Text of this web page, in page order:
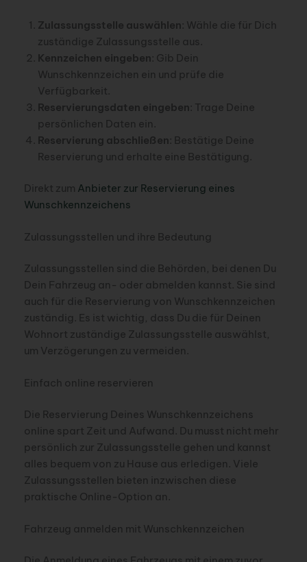
Zulassungsstelle auswählen : Wähle die für Dich
zuständige Zulassungsstelle aus.
Kennzeichen eingeben : Gib Dein
Wunschkennzeichen ein und prüfe die
Verfügbarkeit.
Reservierungsdaten eingeben : Trage Deine
persönlichen Daten ein.
Reservierung abschließen : Bestätige Deine
Reservierung und erhalte eine Bestätigung.
Direkt zum Anbieter zur Reservierung eines
Wunschkennzeichens
Zulassungsstellen und ihre Bedeutung
Zulassungsstellen sind die Behörden, bei denen Du
Dein Fahrzeug an- oder abmelden kannst. Sie sind
auch für die Reservierung von Wunschkennzeichen
zuständig. Es ist wichtig, dass Du die für Deinen
Wohnort zuständige Zulassungsstelle auswählst,
um Verzögerungen zu vermeiden.
Einfach online reservieren
Die Reservierung Deines Wunschkennzeichens
online spart Zeit und Aufwand. Du musst nicht mehr
persönlich zur Zulassungsstelle gehen und kannst
alles bequem von zu Hause aus erledigen. Viele
Zulassungsstellen bieten inzwischen diese
praktische Online-Option an.
Fahrzeug anmelden mit Wunschkennzeichen